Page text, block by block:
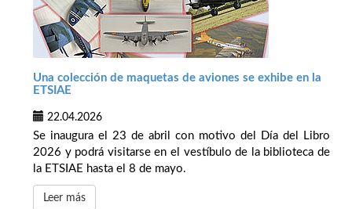
Una colección de maquetas de aviones se exhibe en la
ETSIAE
22.04.2026
Se inaugura el 23 de abril con motivo del Día del Libro
2026 y podrá visitarse en el vestíbulo de la biblioteca de
la ETSIAE hasta el 8 de mayo.
Leer más